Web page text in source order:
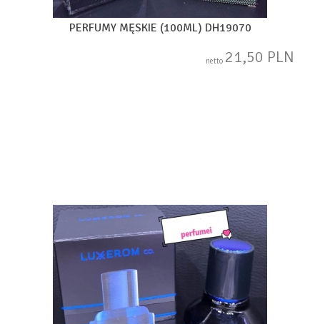
PERFUMY MĘSKIE (100ML) DH19070
netto 21,50 PLN